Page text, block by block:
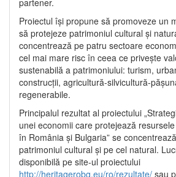
partener.
Proiectul își propune să promoveze un
să protejeze patrimoniul cultural și
concentrează pe patru sectoare
cel mai mare risc în ceea ce privește
sustenabilă a patrimoniului: turism,
construcții, agricultură-silvicultură-
regenerabile.
Principalul rezultat al proiectului
unei economii care protejează
în România și Bulgaria” se
patrimoniul cultural și pe cel natural.
disponibilă pe site-ul proiectului
http://heritagerobg.eu/ro/rezultate/ sau